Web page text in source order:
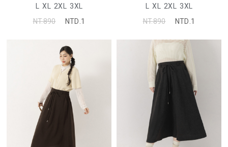
L XL 2XL 3XL
NT.890
NTD.1
L XL 2XL 3XL
NT.890
NTD.1